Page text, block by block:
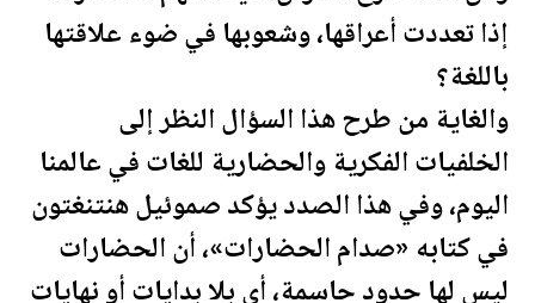
إذا تعددت أعراقها، وشعوبها في ضوء علاقتها
باللغة؟
والغاية من طرح هذا السؤال النظر إلى
الخلفيات الفكرية والحضارية للغات في عالمنا
اليوم، وفي هذا الصدد يؤكد صموئيل هنتنغتون
في كتابه «صدام الحضارات»، أن الحضارات